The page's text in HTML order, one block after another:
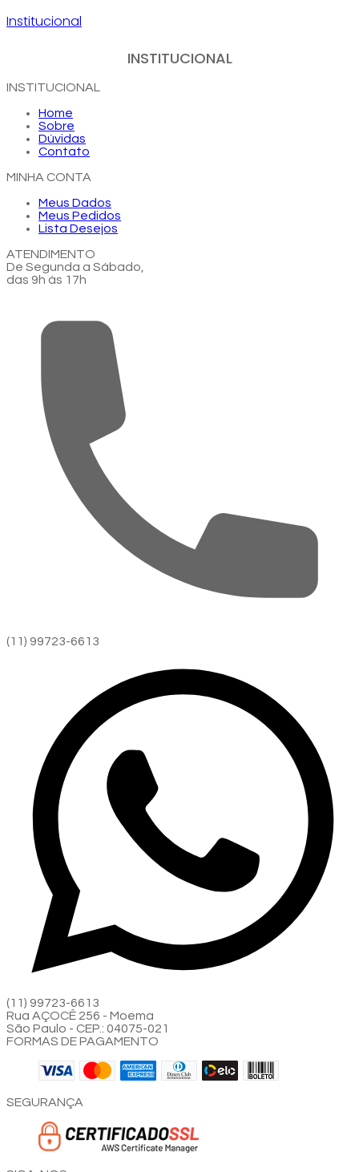
Institucional
INSTITUCIONAL
INSTITUCIONAL
Home
Sobre
Dúvidas
Contato
MINHA CONTA
Meus Dados
Meus Pedidos
Lista Desejos
ATENDIMENTO
De Segunda a Sábado,
das 9h às 17h
(11) 99723-6613
(11) 99723-6613
Rua AÇOCÊ 256 - Moema
São Paulo - CEP.: 04075-021
FORMAS DE PAGAMENTO
SEGURANÇA